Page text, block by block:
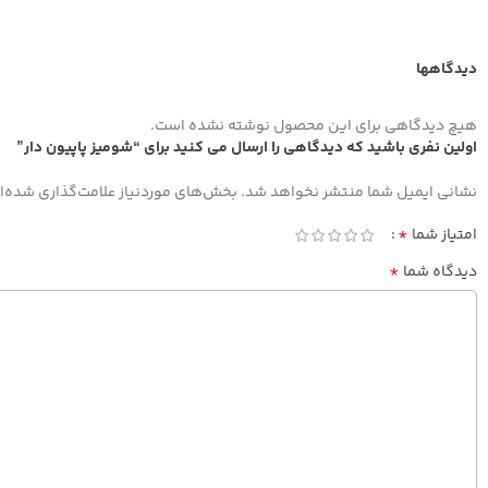
دیدگاهها
هیچ دیدگاهی برای این محصول نوشته نشده است.
اولین نفری باشید که دیدگاهی را ارسال می کنید برای “شومیز پاپیون دار”
نشانی ایمیل شما منتشر نخواهد شد. بخش‌های موردنیاز علامت‌گذاری
امتیاز شما *
دیدگاه شما *